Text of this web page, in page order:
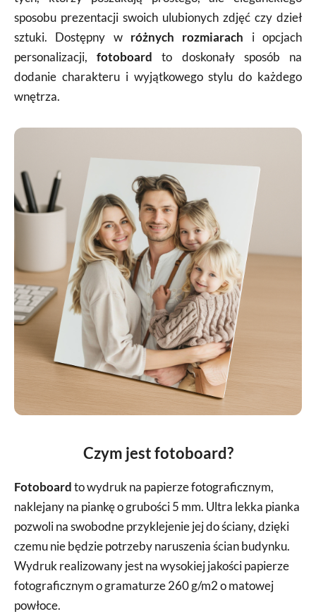
sposobu prezentacji swoich ulubionych zdjęć czy dzieł
sztuki. Dostępny w różnych rozmiarach i opcjach
personalizacji,fotoboard to doskonały sposób na
dodanie charakteru i wyjątkowego stylu do każdego
wnętrza.
Czym jest fotoboard?
Fotoboardto wydruk na papierze fotograficznym,
naklejany na piankę o grubości 5 mm. Ultra lekka pianka
pozwoli na swobodne przyklejenie jej do ściany, dzięki
czemu nie będzie potrzeby naruszenia ścian budynku.
Wydruk realizowany jest na wysokiej jakości papierze
fotograficznym o gramaturze 260 g/m2 o matowej
powłoce.